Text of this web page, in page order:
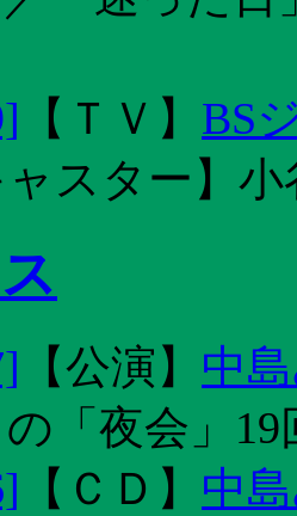
【 ＴＶ 】 BS
ャスター】
【公演 】 中
「夜会」
【 ＣＤ 】 中